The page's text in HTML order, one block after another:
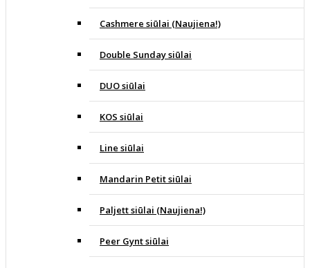
Cashmere siūlai (Naujiena!)
Double Sunday siūlai
DUO siūlai
KOS siūlai
Line siūlai
Mandarin Petit siūlai
Paljett siūlai (Naujiena!)
Peer Gynt siūlai